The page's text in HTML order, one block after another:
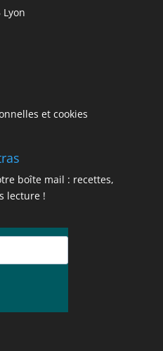
et cookies
boîte mail : recettes,
lecture !